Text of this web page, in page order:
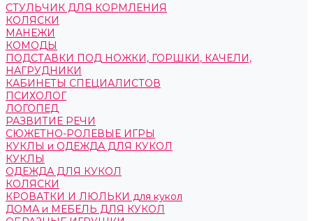
СТУЛЬЧИК ДЛЯ КОРМЛЕНИЯ
КОЛЯСКИ
МАНЕЖИ
КОМОДЫ
ПОДСТАВКИ ПОД НОЖКИ, ГОРШКИ, КАЧЕЛИ,
НАГРУДНИКИ
КАБИНЕТЫ СПЕЦИАЛИСТОВ
ПСИХОЛОГ
ЛОГОПЕД
РАЗВИТИЕ РЕЧИ
СЮЖЕТНО-РОЛЕВЫЕ ИГРЫ
КУКЛЫ и ОДЕЖДА ДЛЯ КУКОЛ
КУКЛЫ
ОДЕЖДА ДЛЯ КУКОЛ
КОЛЯСКИ
КРОВАТКИ И ЛЮЛЬКИ для кукол
ДОМА и МЕБЕЛЬ ДЛЯ КУКОЛ